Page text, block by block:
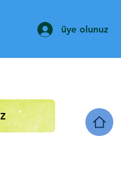
üye olunuz